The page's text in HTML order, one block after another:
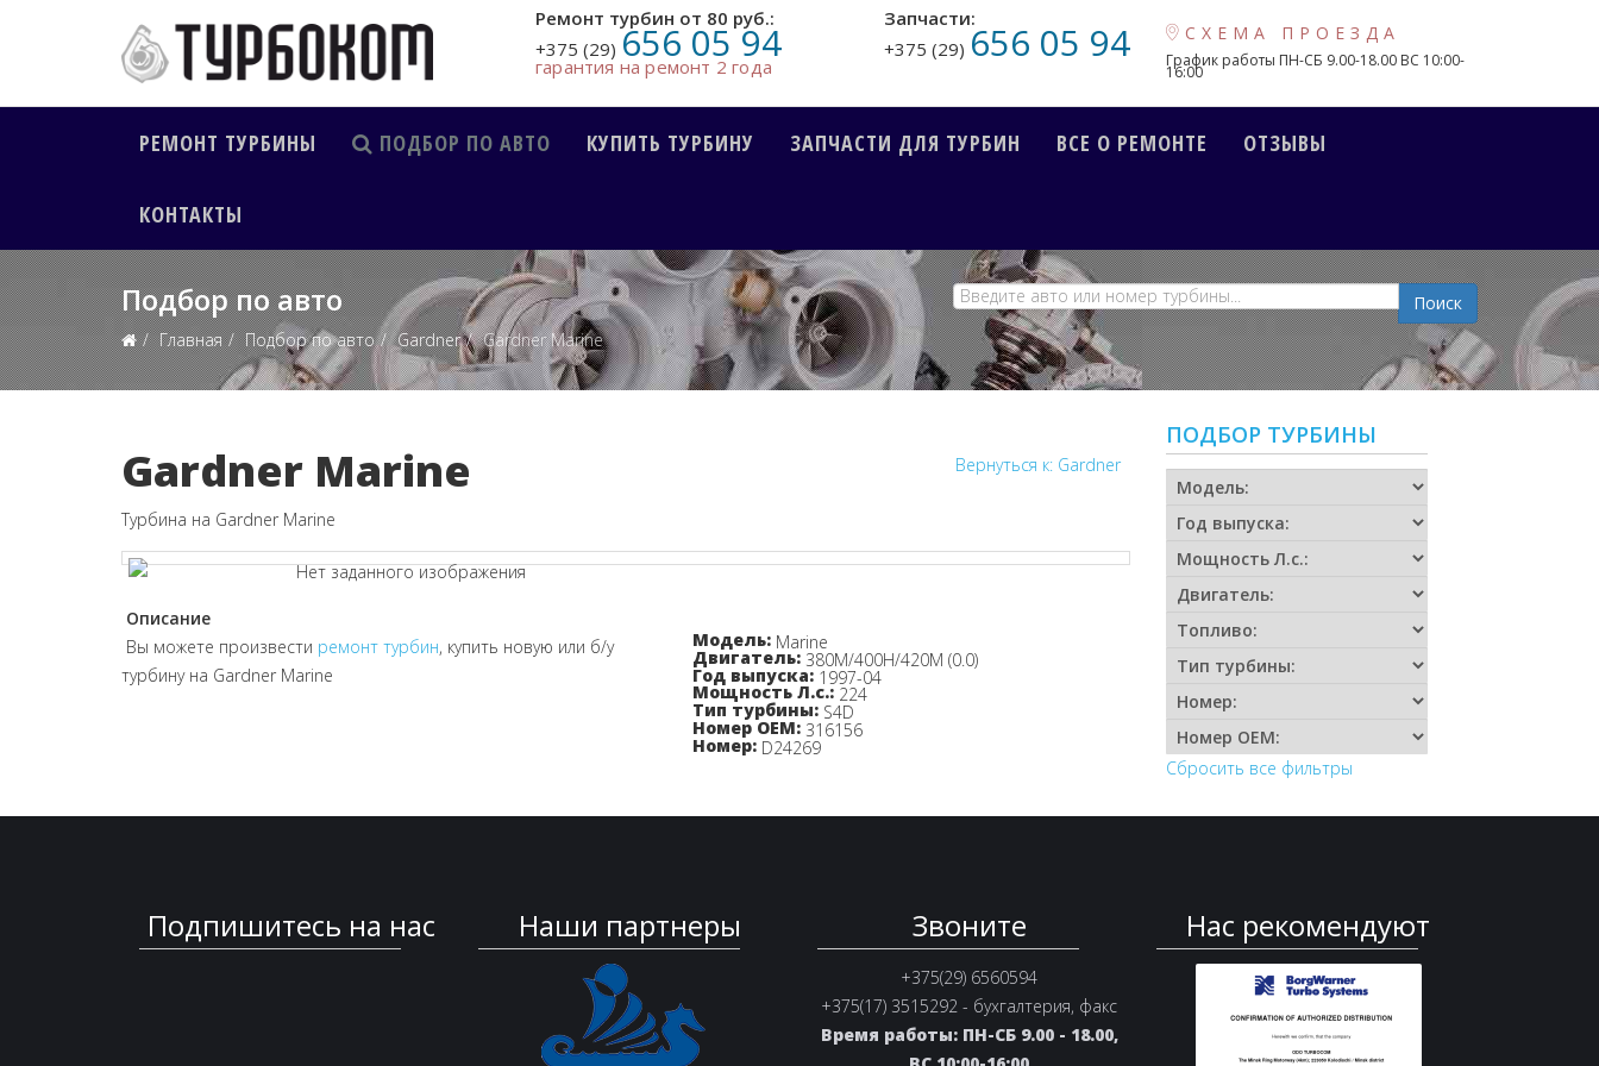
Ремонт турбин от 80 руб.:
+375 (29) 656 05 94
гарантия на ремонт 2 года
Запчасти:
+375 (29) 656 05 94 СХЕМА ПРОЕЗДА
График работы ПН-СБ 9.00-18.00 ВС 10:00-
16:00
РЕМОНТ ТУРБИНЫ ПОДБОР ПО АВТО КУПИТЬ ТУРБИНУ ЗАПЧАСТИ ДЛЯ ТУРБИН ВСЕ О РЕМОНТЕ ОТЗЫВЫ
КОНТАКТЫ
Подбор по авто
Главная Подбор по авто Gardner Gardner Marine
Поиск
ПОДБОР ТУРБИНЫ
Сбросить все фильтры
Вернуться к: Gardner
Gardner Marine
Турбина на Gardner Marine
Модель: Marine
Двигатель: 380M/400H/420M (0.0)
Год выпуска: 1997-04
Мощность Л.с.: 224
Тип турбины: S4D
Номер OEM: 316156
Номер: D24269
Описание
Вы можете произвести ремонт турбин, купить новую или б/у
турбину на Gardner Marine
Подпишитесь на нас Наши партнеры Звоните
+375(29) 6560594
+375(17) 3515292 - бухгалтерия, факс
Время работы: ПН-СБ 9.00 - 18.00,
Нас рекомендуют